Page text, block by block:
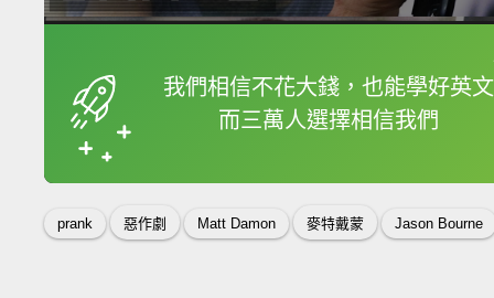
我們相信不花大錢，也能學好英文
而三萬人選擇相信我們
框選或點兩下字幕可
prank 惡作劇 Matt Damon 麥特戴蒙 Jason Bourne